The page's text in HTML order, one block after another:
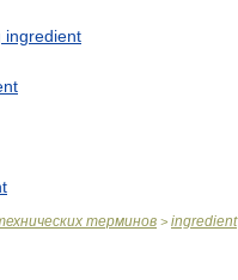
ingredient
терминов > ingredient